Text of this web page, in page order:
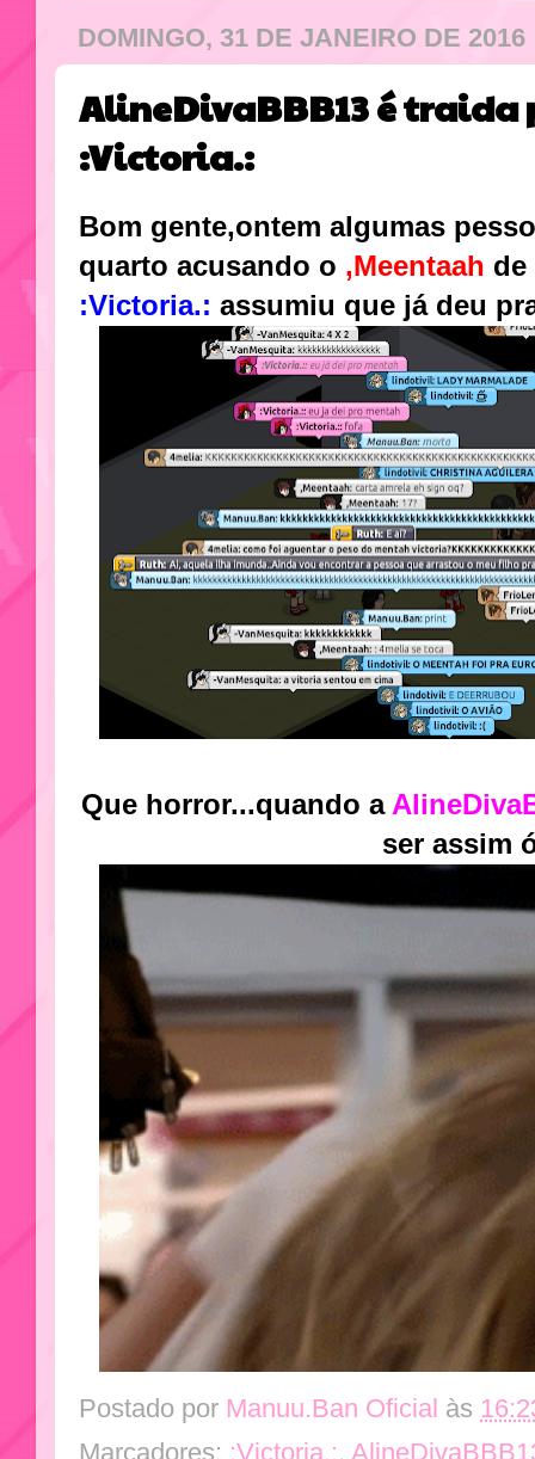
DOMINGO, 31 DE JANEIRO DE 2016
AlineDivaBBB13 é traida
:Victoria.:
Bom gente,ontem algumas
quarto acusando o ,Meentaah de
:Victoria.: assumiu que já deu
Que horror...quando a
ser assim
Postado por Manuu.Ban Oficial às
Marcadores: :Victoria.:,